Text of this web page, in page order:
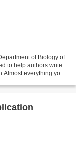
of Biology of
to help authors write
everything you